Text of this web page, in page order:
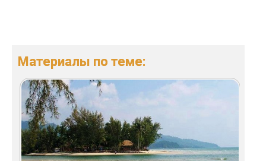
Материалы по теме: